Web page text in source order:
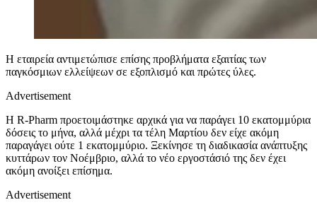
Η εταιρεία αντιμετώπισε επίσης προβλήματα εξαιτίας των
παγκόσμιων ελλείψεων σε εξοπλισμό και πρώτες ύλες.
Advertisement
Η R-Pharm προετοιμάστηκε αρχικά για να παράγει 10 εκατομμύρια
δόσεις το μήνα, αλλά μέχρι τα τέλη Μαρτίου δεν είχε ακόμη
παραγάγει ούτε 1 εκατομμύριο. Ξεκίνησε τη διαδικασία ανάπτυξης
κυττάρων τον Νοέμβριο, αλλά το νέο εργοστάσιό της δεν έχει
ακόμη ανοίξει επίσημα.
Advertisement